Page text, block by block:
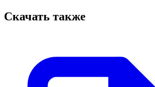
Скачать также